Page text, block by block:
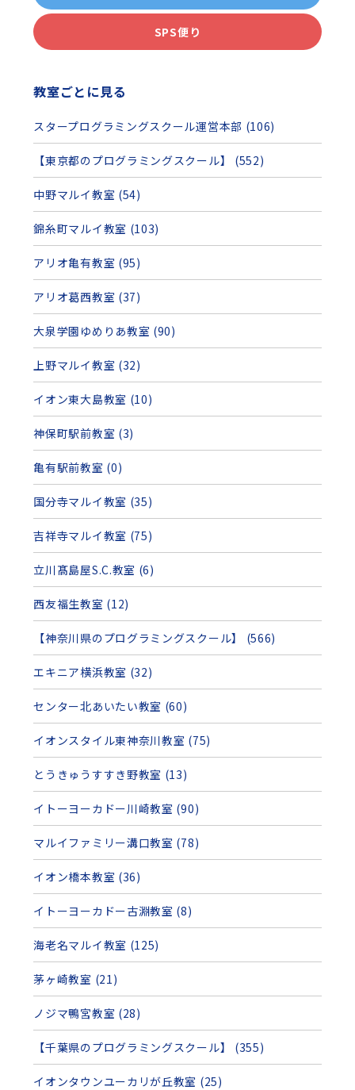
SPS便り
教室ごとに見る
スタープログラミングスクール運営本部 (106)
【東京都のプログラミングスクール】 (552)
中野マルイ教室 (54)
錦糸町マルイ教室 (103)
アリオ亀有教室 (95)
アリオ葛西教室 (37)
大泉学園ゆめりあ教室 (90)
上野マルイ教室 (32)
イオン東大島教室 (10)
神保町駅前教室 (3)
亀有駅前教室 (0)
国分寺マルイ教室 (35)
吉祥寺マルイ教室 (75)
立川髙島屋S.C.教室 (6)
西友福生教室 (12)
【神奈川県のプログラミングスクール】 (566)
エキニア横浜教室 (32)
センター北あいたい教室 (60)
イオンスタイル東神奈川教室 (75)
とうきゅうすすき野教室 (13)
イトーヨーカドー川崎教室 (90)
マルイファミリー溝口教室 (78)
イオン橋本教室 (36)
イトーヨーカドー古淵教室 (8)
海老名マルイ教室 (125)
茅ヶ崎教室 (21)
ノジマ鴨宮教室 (28)
【千葉県のプログラミングスクール】 (355)
イオンタウンユーカリが丘教室 (25)